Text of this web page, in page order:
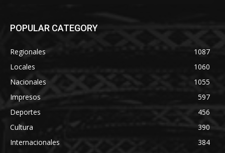
POPULAR CATEGORY
Regionales
1087
Locales
1060
Nacionales
1055
Impresos
597
Deportes
456
Cultura
390
Internacionales
384